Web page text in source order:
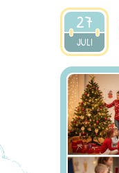
27
JULI
2015